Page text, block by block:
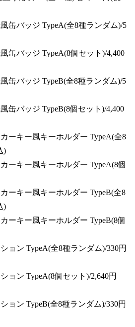
缶バッジ TypeA(全8種ランダム)/5
缶バッジ TypeA(8個セット)/4,400
缶バッジ TypeB(全8種ランダム)/5
缶バッジ TypeB(8個セット)/4,400
ーキー風キーホルダー TypeA(全8
)
ーキー風キーホルダー TypeA(8個
ーキー風キーホルダー TypeB(全8
)
ーキー風キーホルダー TypeB(8個
ョン TypeA(全8種ランダム)/330円
ョン TypeA(8個セット)/2,640円
ョン TypeB(全8種ランダム)/330円